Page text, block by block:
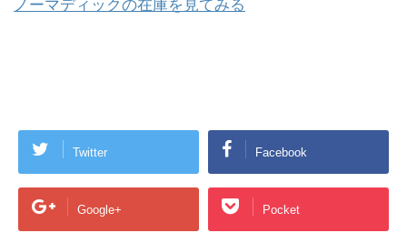
ノーマディックの在庫を見てみる
Twitter Facebook
Google+ Pocket